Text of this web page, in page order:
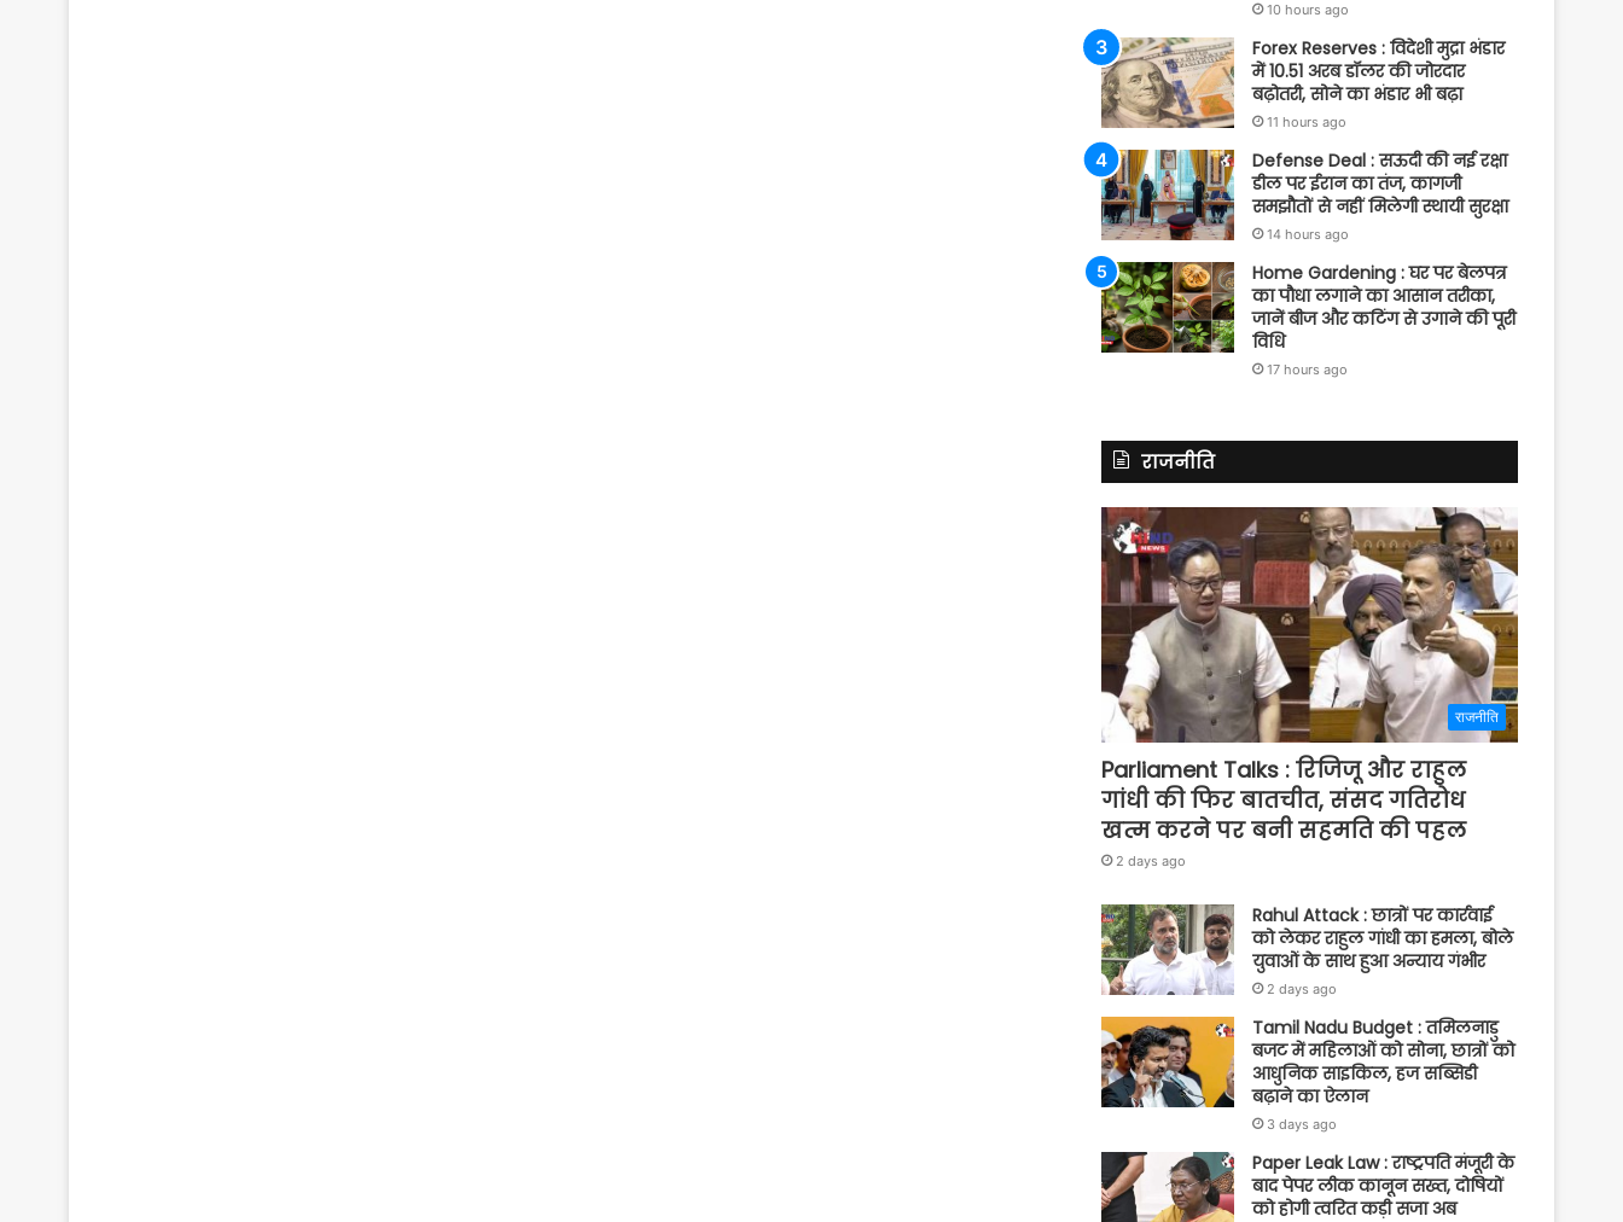
10 hours ago
Forex Reserves : विदेशी मुद्रा भंडार
में 10.51 अरब डॉलर की जोरदार
बढ़ोतरी, सोने का भंडार भी बढ़ा
11 hours ago
Defense Deal : सऊदी की नई रक्षा
डील पर ईरान का तंज, कागजी
समझौतों से नहीं मिलेगी स्थायी सुरक्षा
14 hours ago
Home Gardening : घर पर बेलपत्र
का पौधा लगाने का आसान तरीका,
जानें बीज और कटिंग से उगाने की पूरी
विधि
17 hours ago
राजनीति
राजनीति
Parliament Talks : रिजिजू और राहुल
गांधी की फिर बातचीत, संसद गतिरोध
खत्म करने पर बनी सहमति की पहल
2 days ago
Rahul Attack : छात्रों पर कार्रवाई
को लेकर राहुल गांधी का हमला, बोले
युवाओं के साथ हुआ अन्याय गंभीर
2 days ago
Tamil Nadu Budget : तमिलनाडु
बजट में महिलाओं को सोना, छात्रों को
आधुनिक साइकिल, हज सब्सिडी
बढ़ाने का ऐलान
3 days ago
Paper Leak Law : राष्ट्रपति मंजूरी के
बाद पेपर लीक कानून सख्त, दोषियों
को होगी त्वरित कड़ी सजा अब